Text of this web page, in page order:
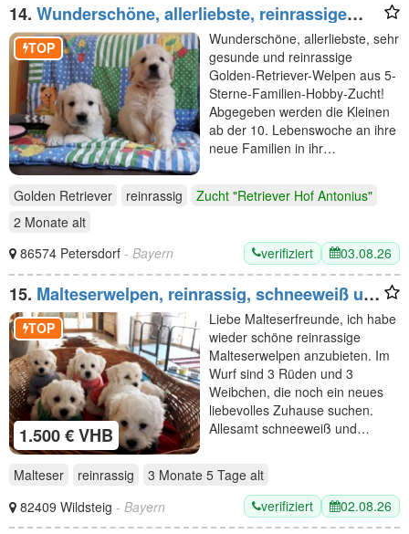
14. Wunderschöne, allerliebste, reinrassige
Golden Retriever
TOP
Wunderschöne, allerliebste, sehr
gesunde und reinrassige
Golden-Retriever-Welpen aus 5-
Sterne-Familien-Hobby-Zucht!
Abgegeben werden die Kleinen
ab der 10. Lebenswoche an ihre
neue Familien in ihr…
Golden Retriever reinrassig
Zucht "Retriever Hof Antonius"
2 Monate alt
86574 Petersdorf - Bayern verifiziert 03.08.26
15. Malteserwelpen, reinrassig, schneeweiß und
zuckersüß
1.500 € VHB
TOP
Liebe Malteserfreunde, ich habe
wieder schöne reinrassige
Malteserwelpen anzubieten. Im
Wurf sind 3 Rüden und 3
Weibchen, die noch ein neues
liebevolles Zuhause suchen.
Allesamt schneeweiß und…
Malteser reinrassig 3 Monate 5 Tage alt
82409 Wildsteig - Bayern verifiziert 02.08.26